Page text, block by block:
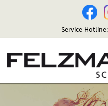
Service-Hotline: